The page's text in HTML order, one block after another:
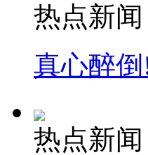
热点新闻
真心醉
热点新闻